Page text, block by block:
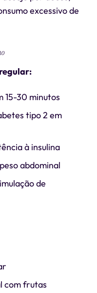
excessivo de
15-30 minutos
tipo 2 em
à insulina
abdominal
de
com frutas